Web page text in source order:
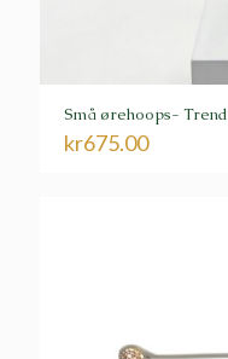
Små ørehoops- Trend
kr675.00